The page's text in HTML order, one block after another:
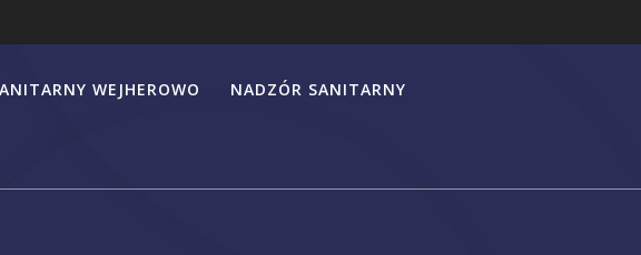
WEJHEROWO NADZÓR SANITARNY